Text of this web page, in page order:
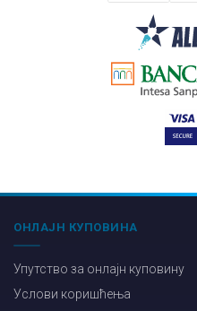
ОНЛАЈН КУПОВИНА
Упутство за онлајн куповину
Услови коришћења